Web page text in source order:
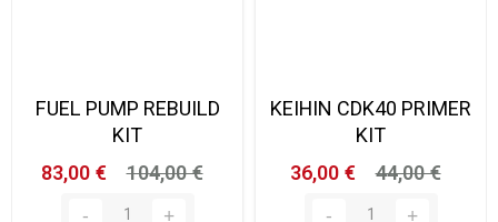
FUEL PUMP REBUILD
KIT
83,00 €
104,00 €
KEIHIN CDK40 PRIMER
KIT
36,00 €
44,00 €